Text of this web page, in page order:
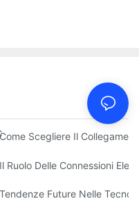
Elettriche
Scegliere Il
Connessioni Elettriche
Il Ruolo Delle Connessioni
Dei Collegamenti Elettrici
Tendenze Future Nelle